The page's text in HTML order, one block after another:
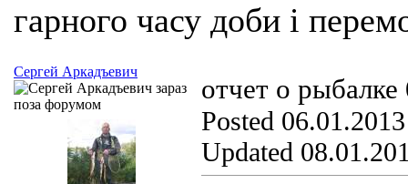
гарного часу доби і
отчет о
Posted
Updated
Сергей Аркадъевич